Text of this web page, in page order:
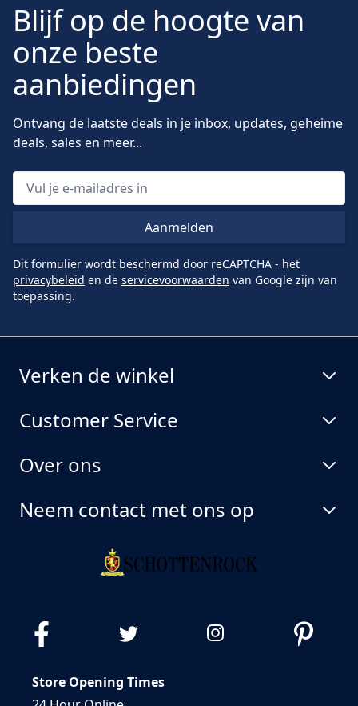
Blijf op de hoogte van
onze beste
aanbiedingen
Ontvang de laatste deals in je inbox, updates, geheime
deals, sales en meer...
Aanmelden
Dit formulier wordt beschermd door reCAPTCHA - het
privacybeleid en de servicevoorwaarden van Google zijn van
toepassing.
Verken de winkel
Customer Service
Over ons
Neem contact met ons op
Store Opening Times